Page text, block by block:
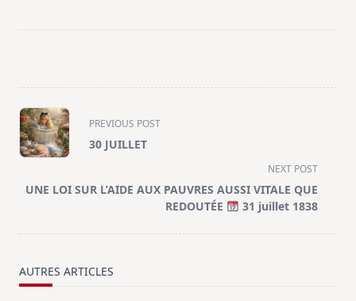
<span
class="nav-
subtitle
reader-
PREVIOUS POST
30 JUILLET
NEXT POST
UNE LOI SUR L’AIDE AUX PAUVRES AUSSI VITALE QUE
REDOUTÉE
31 juillet 1838
AUTRES ARTICLES